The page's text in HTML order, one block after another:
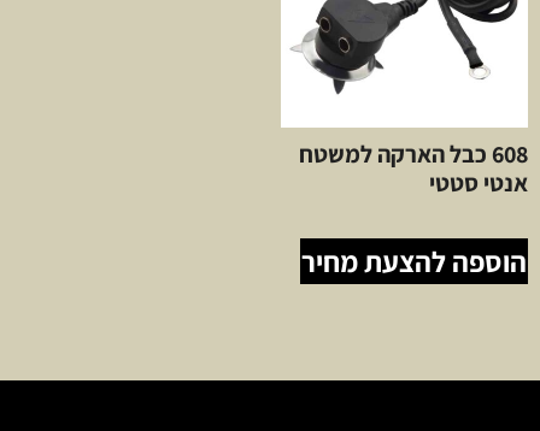
608 כבל הארקה למשטח
אנטי סטטי
הוספה להצעת מחיר